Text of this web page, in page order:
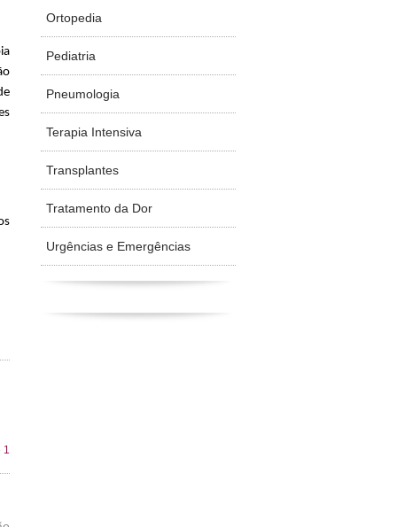
1
Ortopedia
Pediatria
Pneumologia
Terapia Intensiva
Transplantes
Tratamento da Dor
Urgências e Emergências